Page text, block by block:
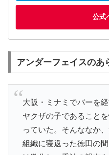
公式
アンダーフェイスのあ
大阪・ミナミでバーを
ヤクザの子であること
っていた。そんななか
組織に寝返った徳田の